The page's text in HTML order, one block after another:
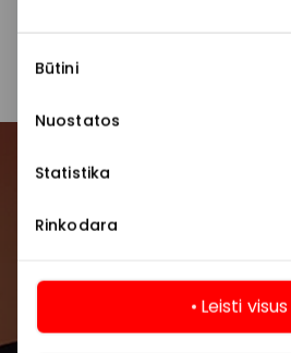
pasirinkimas
Būtini
Nuostatos
Statistika
Rinkodara
Leisti visus
Prisijunkite
prekybos
Daugiau